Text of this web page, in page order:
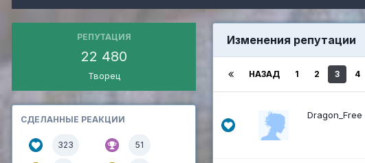
РЕПУТАЦИЯ
22 480
Творец
СДЕЛАННЫЕ РЕАКЦИИ
323 51
Изменения репутации
НАЗАД 1 2 3 4
Dragon_Free